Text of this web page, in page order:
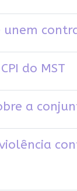
unem
do MST
a